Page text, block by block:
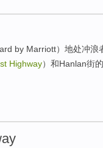
by Marriott）地处冲
Highway）和Hanlan街